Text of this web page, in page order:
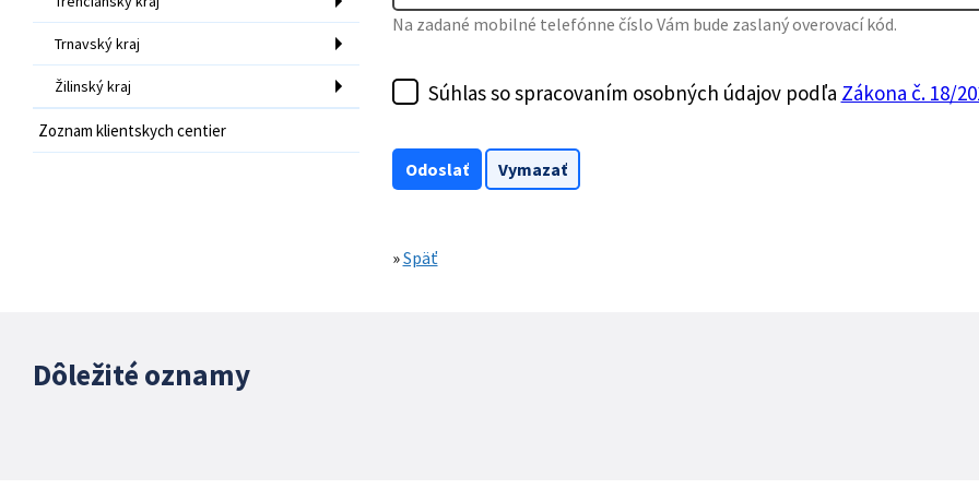
Trnavský kraj
Žilinský kraj
Zoznam klientskych centier
Na zadané mobilné telefónne číslo Vám bude zaslaný overovací kód.
Súhlas so spracovaním osobných údajov podľa Zákona č. 18/
»Späť
Dôležité oznamy